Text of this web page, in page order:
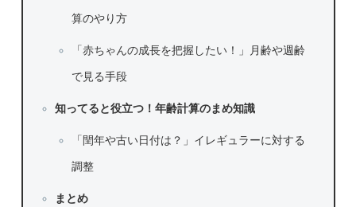
算のやり方
「赤ちゃんの成長を把握したい！」月齢や週齢
で見る手段
知ってると役立つ！年齢計算のまめ知識
「閏年や古い日付は？」イレギュラーに対する
調整
まとめ